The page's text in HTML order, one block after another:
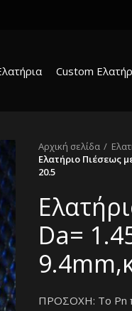
Custom
Αρχική σελίδα
Ελατήριο Πιέσεως
20.5
Da=
ΠΡΟΣΟΧΗ: Το Pn